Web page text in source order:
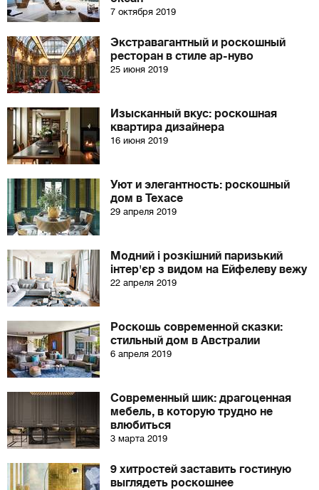
7 октября 2019
Экстравагантный и роскошный
ресторан в стиле ар-нуво
25 июня 2019
Изысканный вкус: роскошная
квартира дизайнера
16 июня 2019
Уют и элегантность: роскошный
дом в Техасе
29 апреля 2019
Модний і розкішний паризький
інтер'єр з видом на Ейфелеву вежу
22 апреля 2019
Роскошь современной сказки:
стильный дом в Австралии
6 апреля 2019
Современный шик: драгоценная
мебель, в которую трудно не
влюбиться
3 марта 2019
9 хитростей заставить гостиную
выглядеть роскошнее